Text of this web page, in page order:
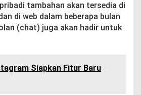
tambahan akan tersedia di
di web dalam beberapa bulan
(chat) juga akan hadir untuk
Siapkan Fitur Baru